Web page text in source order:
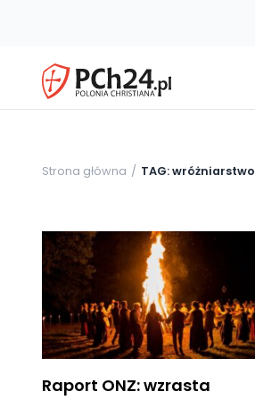
Strona główna TAG: wróżniarstwo
Raport ONZ: wzrasta